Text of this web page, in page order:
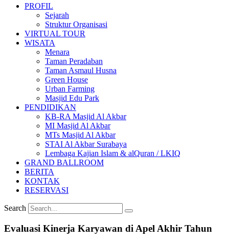
PROFIL
Sejarah
Struktur Organisasi
VIRTUAL TOUR
WISATA
Menara
Taman Peradaban
Taman Asmaul Husna
Green House
Urban Farming
Masjid Edu Park
PENDIDIKAN
KB-RA Masjid Al Akbar
MI Masjid Al Akbar
MTs Masjid Al Akbar
STAI Al Akbar Surabaya
Lembaga Kajian Islam & alQuran / LKIQ
GRAND BALLROOM
BERITA
KONTAK
RESERVASI
Search
Evaluasi Kinerja Karyawan di Apel Akhir Tahun